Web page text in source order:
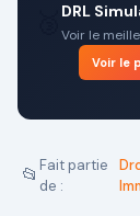
DRL
Voir le
Voir le
📂 Fait partie
de :